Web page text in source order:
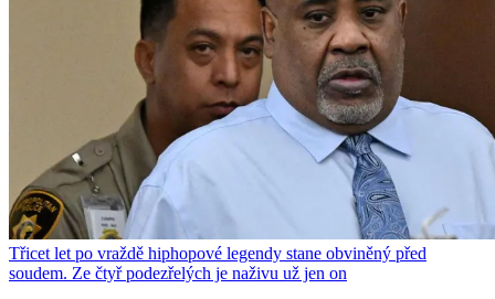
Třicet let po vraždě hiphopové legendy stane obviněný před
soudem. Ze čtyř podezřelých je naživu už jen on